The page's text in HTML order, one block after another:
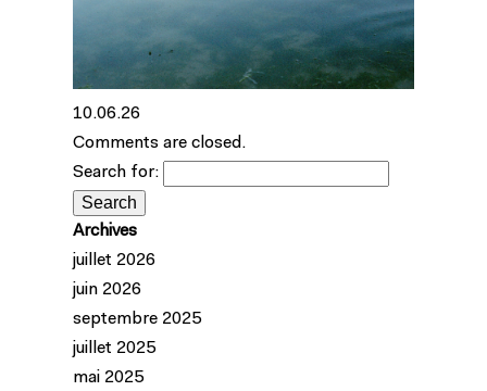
10.06.26
Comments are closed.
Search for:
Archives
juillet 2026
juin 2026
septembre 2025
juillet 2025
mai 2025